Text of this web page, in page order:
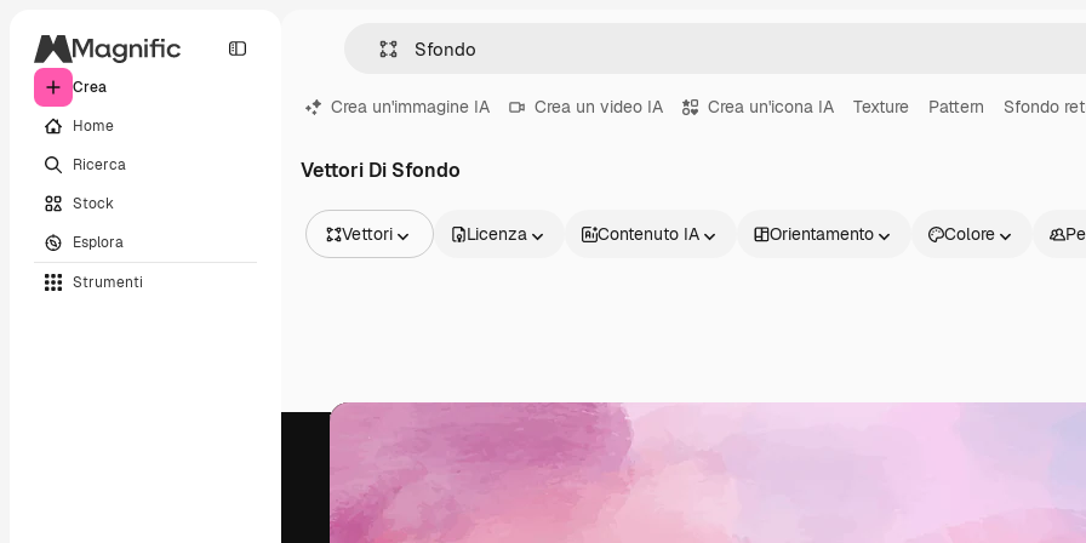
Crea
Home
Ricerca
Stock
Esplora
Strumenti
Crea un'immagine IA Crea un video IA Crea un'icona IA Texture Pattern Sfondo
Vettori Di Sfondo
Vettori
Video
Clip video
Motion graphic
Modelli 3D
Licenza Contenuto IA Orientamento Colore